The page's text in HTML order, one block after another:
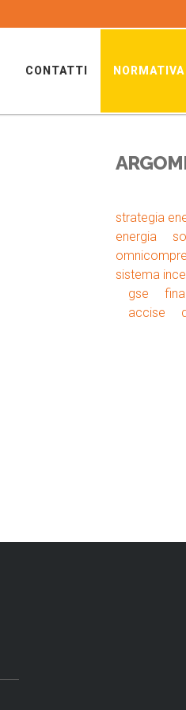
CONTATTI NORMATIVA
strategia
energia
sistema
gse
accise